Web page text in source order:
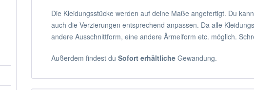
Die Kleidungsstücke werden auf deine Maße angefertigt. Du
auch die Verzierungen entsprechend anpassen. Da alle
andere Ausschnittform, eine andere Ärmelform etc. möglich.
Außerdem findest du Sofort erhältliche Gewandung.